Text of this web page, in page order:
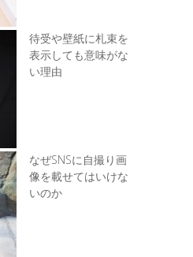
待受や壁紙に札束を
表示しても意味がな
い理由
なぜSNSに自撮り画
像を載せてはいけな
いのか